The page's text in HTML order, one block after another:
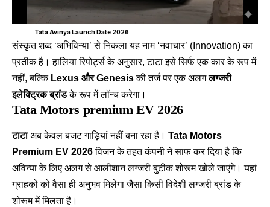
Tata Avinya Launch Date 2026
संस्कृत शब्द ‘अभिविन्या’ से निकला यह नाम ‘नवाचार’ (Innovation) का
प्रतीक है। हालिया रिपोर्ट्स के अनुसार, टाटा इसे सिर्फ एक कार के रूप में
नहीं, बल्कि Lexus और Genesisकी तर्ज पर एक अलगलग्जरी
इलेक्ट्रिक ब्रांडके रूप में लॉन्च करेगा।
Tata Motors premium EV 2026
टाटाअब केवल बजट गाड़ियां नहीं बना रहा है। Tata Motors
Premium EV 2026विजन के तहत कंपनी ने साफ कर दिया है कि
अविन्या के लिए अलग से आलीशान लग्जरी बुटीक शोरूम खोले जाएंगे। यहां
ग्राहकों को वैसा ही अनुभव मिलेगा जैसा किसी विदेशी लग्जरी ब्रांड के
शोरूम में मिलता है।